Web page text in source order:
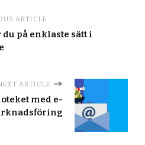
ARTICLE
du på enklaste sätt i
ARTICLE
med e-